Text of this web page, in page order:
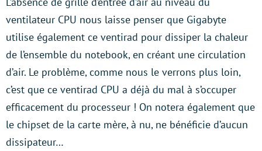
ventilateur CPU nous laisse penser que Gigabyte
utilise également ce ventirad pour dissiper la chaleur
de l’ensemble du notebook, en créant une circulation
d’air. Le problème, comme nous le verrons plus loin,
c’est que ce ventirad CPU a déjà du mal à s’occuper
efficacement du processeur ! On notera également que
le chipset de la carte mère, à nu, ne bénéficie d’aucun
dissipateur…